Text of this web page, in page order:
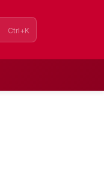
Ctrl+K